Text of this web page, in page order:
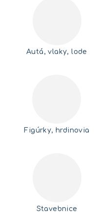
Autá, vlaky, lode
Figúrky, hrdinovia
Stavebnice